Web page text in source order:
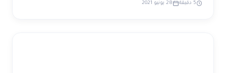
5 دقيقة 28 يونيو 2021